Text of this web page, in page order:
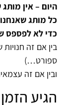
היום – אין מותג
כל מותג
כדי לא לפספס
בין אם זה
ספורט…)
ובין אם זה
הגיע